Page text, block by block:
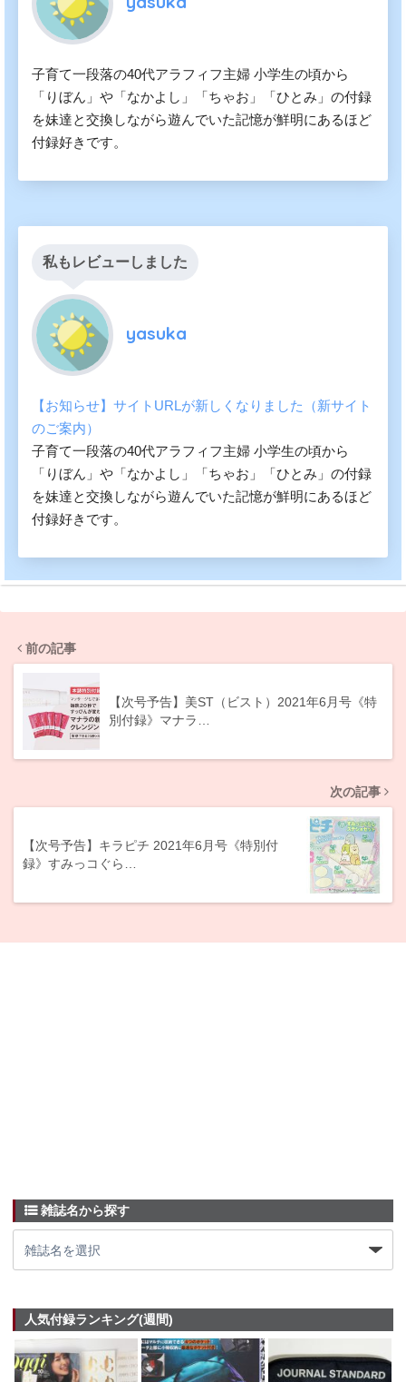
子育て一段落の40代アラフィフ主婦 小学生の頃から
「りぼん」や「なかよし」「ちゃお」「ひとみ」の付録
を妹達と交換しながら遊んでいた記憶が鮮明にあるほど
付録好きです。
私もレビューしました
yasuka
【お知らせ】サイトURLが新しくなりました（新サイト
のご案内）
子育て一段落の40代アラフィフ主婦 小学生の頃から
「りぼん」や「なかよし」「ちゃお」「ひとみ」の付録
を妹達と交換しながら遊んでいた記憶が鮮明にあるほど
付録好きです。
前の記事
【次号予告】美ST（ビスト）2021年6月号《特
別付録》マナラ…
次の記事
【次号予告】キラピチ 2021年6月号《特別付
録》すみっコぐら…
雑誌名から探す
人気付録ランキング(週間)